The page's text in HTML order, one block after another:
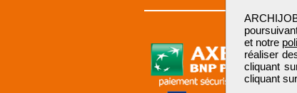
et notre
réaliser
cliquant
cliquant